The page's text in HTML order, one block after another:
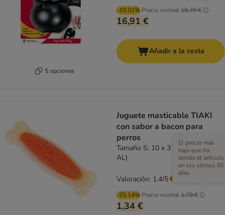
5 opciones
-10.01% Precio normal18,79 €
16,91 €
Añadir a la cesta
Juguete masticable TIAKI
con sabor a bacon para
perros
Tamaño S: 10 x 3 x 2 cm (L x An x
AL)
-25.14% Precio normal1,79 €
El precio más
bajo que ha
tenido el artículo
en los útimos 30
días.
1,34 €
Valoración: 1.4/5